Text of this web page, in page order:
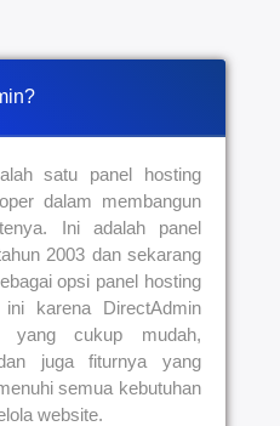
satu panel hosting
dalam membangun
Ini adalah panel
2003 dan sekarang
opsi panel hosting
karena DirectAdmin
yang cukup mudah,
juga fiturnya yang
semua kebutuhan
website.